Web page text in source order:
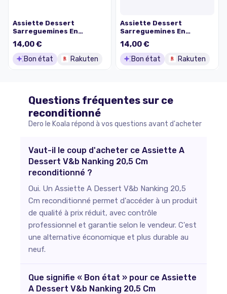
Assiette Dessert
Sarreguemines En
Motifs Prunes. 278
Grammes Pour 19.4 Cm De
Diamètre
14,00 €
Bon état Rakuten
Assiette Dessert
Sarreguemines En
Motifs Poires 311
Grammes Pour 19.2 Cm De
Diamètre
14,00 €
Bon état Rakuten
Questions fréquentes sur ce
reconditionné
Dero le Koala répond à vos questions avant d'acheter
Vaut-il le coup d'acheter ce Assiette A
Dessert V&b Nanking 20,5 Cm
reconditionné ?
Oui. Un Assiette A Dessert V&b Nanking 20,5
Cm reconditionné permet d'accéder à un produit
de qualité à prix réduit, avec contrôle
professionnel et garantie selon le vendeur. C'est
une alternative économique et plus durable au
neuf.
Que signifie « Bon état » pour ce Assiette
A Dessert V&b Nanking 20,5 Cm